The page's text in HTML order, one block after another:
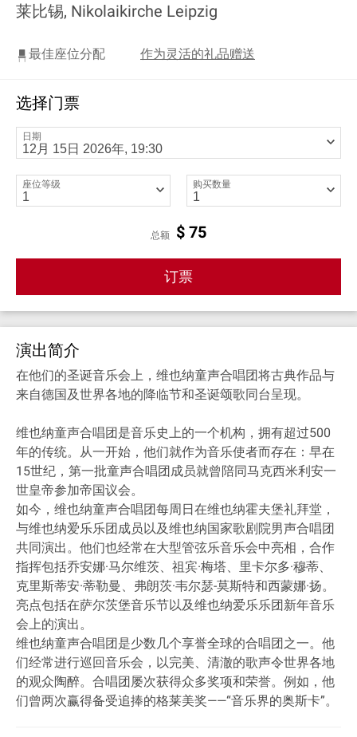
莱比锡, Nikolaikirche Leipzig
最佳座位分配 作为灵活的礼品赠送
选择门票
日期
座位等级 购买数量
总额 $ 75
订票
演出简介
在他们的圣诞音乐会上，维也纳童声合唱团将古典作品与
来自德国及世界各地的降临节和圣诞颂歌同台呈现。
维也纳童声合唱团是音乐史上的一个机构，拥有超过500
年的传统。从一开始，他们就作为音乐使者而存在：早在
15世纪，第一批童声合唱团成员就曾陪同马克西米利安一
世皇帝参加帝国议会。
如今，维也纳童声合唱团每周日在维也纳霍夫堡礼拜堂，
与维也纳爱乐乐团成员以及维也纳国家歌剧院男声合唱团
共同演出。他们也经常在大型管弦乐音乐会中亮相，合作
指挥包括乔安娜·马尔维茨、祖宾·梅塔、里卡尔多·穆蒂、
克里斯蒂安·蒂勒曼、弗朗茨·韦尔瑟-莫斯特和西蒙娜·扬。
亮点包括在萨尔茨堡音乐节以及维也纳爱乐乐团新年音乐
会上的演出。
维也纳童声合唱团是少数几个享誉全球的合唱团之一。他
们经常进行巡回音乐会，以完美、清澈的歌声令世界各地
的观众陶醉。合唱团屡次获得众多奖项和荣誉。例如，他
们曾两次赢得备受追捧的格莱美奖——“音乐界的奥斯卡”。